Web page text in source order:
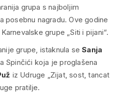
grupa s najboljim
posebnu nagradu. Ove godine
grupe „Siti i pijani“.
grupe, istaknula seSanja
Spinčići koja je proglašena
iz Udruge „Zijat, sost, tancat
pratilje.